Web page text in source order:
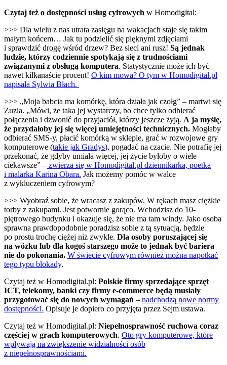
Czytaj też o dostępności usług cyfrowych w Homodigital:
>>> Dla wielu z nas utrata zasięgu na wakacjach staje się takim
małym końcem… Jak tu podzielić się pięknymi zdjęciami
i sprawdzić drogę wśród drzew? Bez sieci ani rusz! Są jednak
ludzie, którzy codziennie spotykają się z trudnościami
związanymi z obsługą komputera. Statystycznie może ich być
nawet kilkanaście procent! O kim mowa? O tym w Homodigital.pl
napisała Sylwia Błach.
>>> „Moja babcia ma komórkę, która działa jak czołg” – martwi się
Zuzia. „Mówi, że taka jej wystarczy, bo chce tylko odbierać
połączenia i dzwonić do przyjaciół, którzy jeszcze żyją. A ja myślę,
że przydałoby jej się więcej umiejętności technicznych. Mogłaby
odbierać SMS-y, płacić komórką w sklepie, grać w rozwojowe gry
komputerowe (takie jak Gradys), pogadać na czacie. Nie potrafię jej
przekonać, że gdyby umiała więcej, jej życie byłoby o wiele
ciekawsze” – zwierza się w Homodigital.pl dziennikarka, poetka
i malarka Karina Obara. Jak możemy pomóc w walce
z wykluczeniem cyfrowym?
>>> Wyobraź sobie, że wracasz z zakupów. W rękach masz ciężkie
torby z zakupami. Jest potwornie gorąco. Wchodzisz do 10-
piętrowego budynku i okazuje się, że nie ma tam windy. Jako osoba
sprawna prawdopodobnie poradzisz sobie z tą sytuacją, będzie
po prostu trochę ciężej niż zwykle. Dla osoby poruszającej się
na wózku lub dla kogoś starszego może to jednak być bariera
nie do pokonania. W świecie cyfrowym również można napotkać
tego typu blokady.
Czytaj też w Homodigital.pl: Polskie firmy sprzedające sprzęt
ICT, telekomy, banki czy firmy e-commerce będą musiały
przygotować się do nowych wymagań – nadchodzą nowe normy
dostępności. Opisuje je dopiero co przyjęta przez Sejm ustawa.
Czytaj też w Homodigital.pl: Niepełnosprawność ruchowa coraz
częściej w grach komputerowych. Oto gry komputerowe, które
wpływają na zwiększenie widzialności osób
z niepełnosprawnościami.